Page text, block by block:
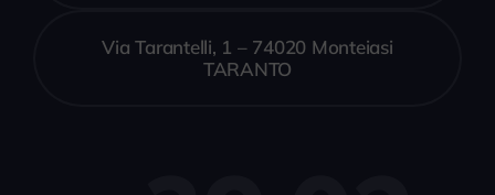
Via Tarantelli, 1 – 74020 Monteiasi
TARANTO